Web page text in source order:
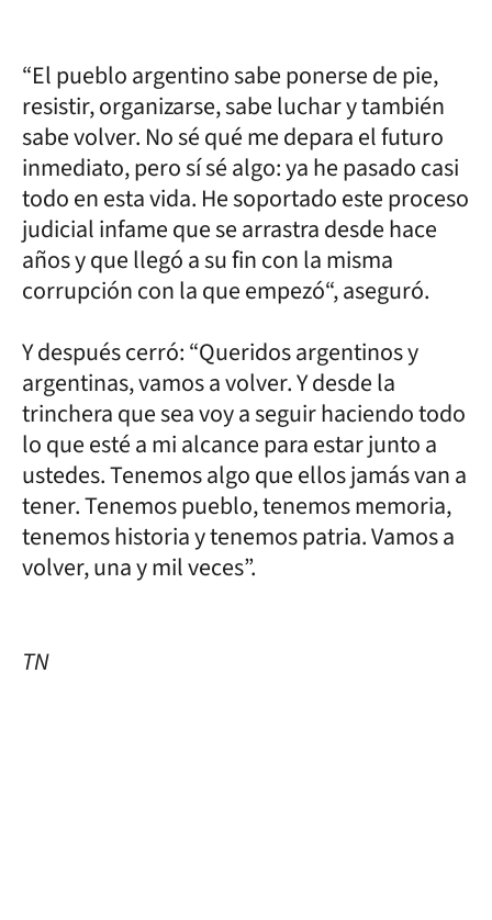
“El pueblo argentino sabe ponerse de pie,
resistir, organizarse, sabe luchar y también
sabe volver. No sé qué me depara el futuro
inmediato, pero sí sé algo: ya he pasado casi
todo en esta vida. He soportado este proceso
judicial infame que se arrastra desde hace
años y que llegó a su fin con la misma
corrupción con la que empezó“, aseguró.
Y después cerró: “Queridos argentinos y
argentinas, vamos a volver. Y desde la
trinchera que sea voy a seguir haciendo todo
lo que esté a mi alcance para estar junto a
ustedes. Tenemos algo que ellos jamás van a
tener. Tenemos pueblo, tenemos memoria,
tenemos historia y tenemos patria. Vamos a
volver, una y mil veces”.
TN